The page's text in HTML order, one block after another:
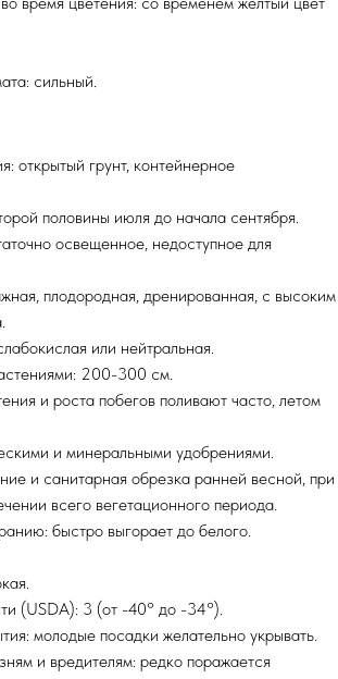
сильный.
открытый грунт, контейнерное
половины июля до начала сентября.
освещенное, недоступное для
плодородная, дренированная, с высоким
или нейтральная.
200-300 см.
и роста побегов поливают часто, летом
и минеральными удобрениями.
и санитарная обрезка ранней весной, при
всего вегетационного периода.
быстро выгорает до белого.
(USDA): 3 (от -40° до -34°).
молодые посадки желательно укрывать.
и вредителям: редко поражается